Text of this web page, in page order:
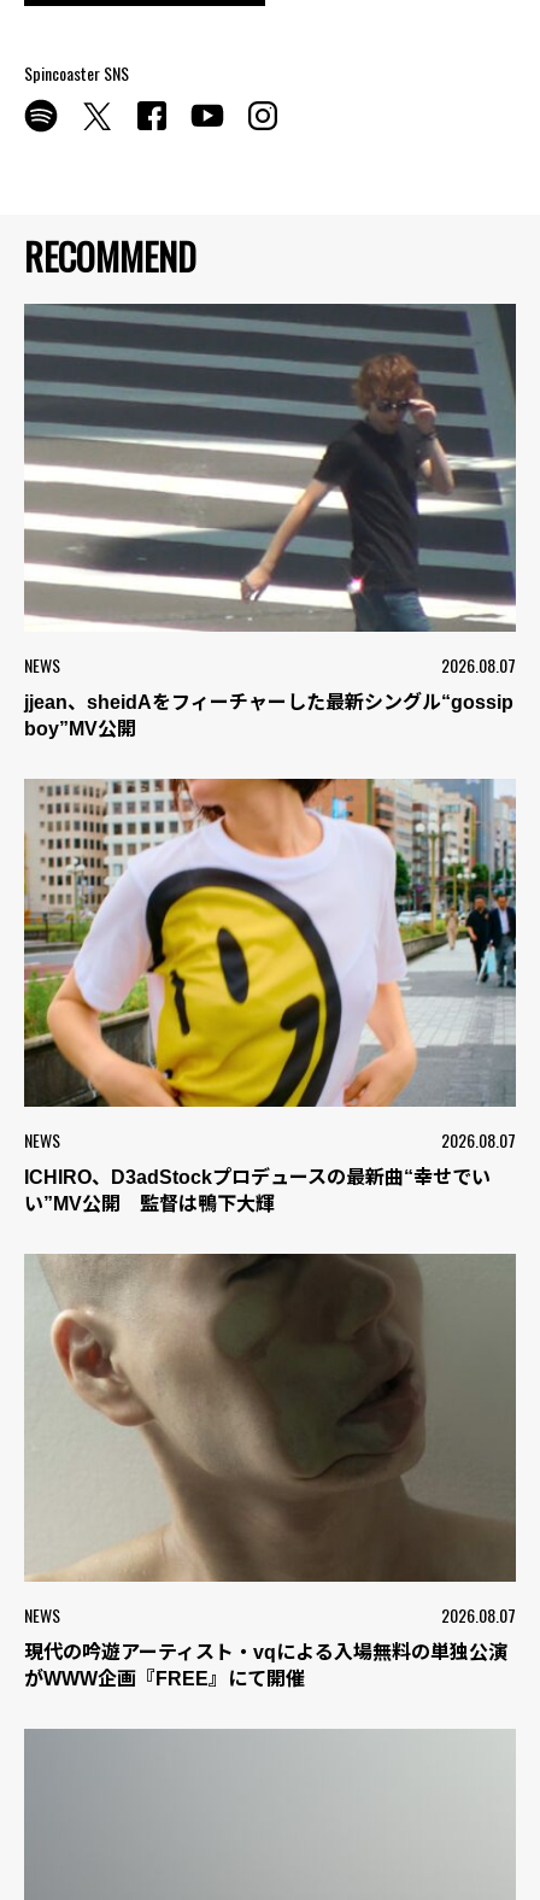
RECOMMEND
NEWS 2026.08.07
jjean、sheidAをフィーチャーした最新シングル“gossip
boy”MV公開
NEWS 2026.08.07
ICHIRO、D3adStockプロデュースの最新曲“幸せでい
い”MV公開 監督は鴨下大輝
NEWS 2026.08.07
現代の吟遊アーティスト・vqによる入場無料の単独公演
がWWW企画『FREE』にて開催
Spincoaster SNS